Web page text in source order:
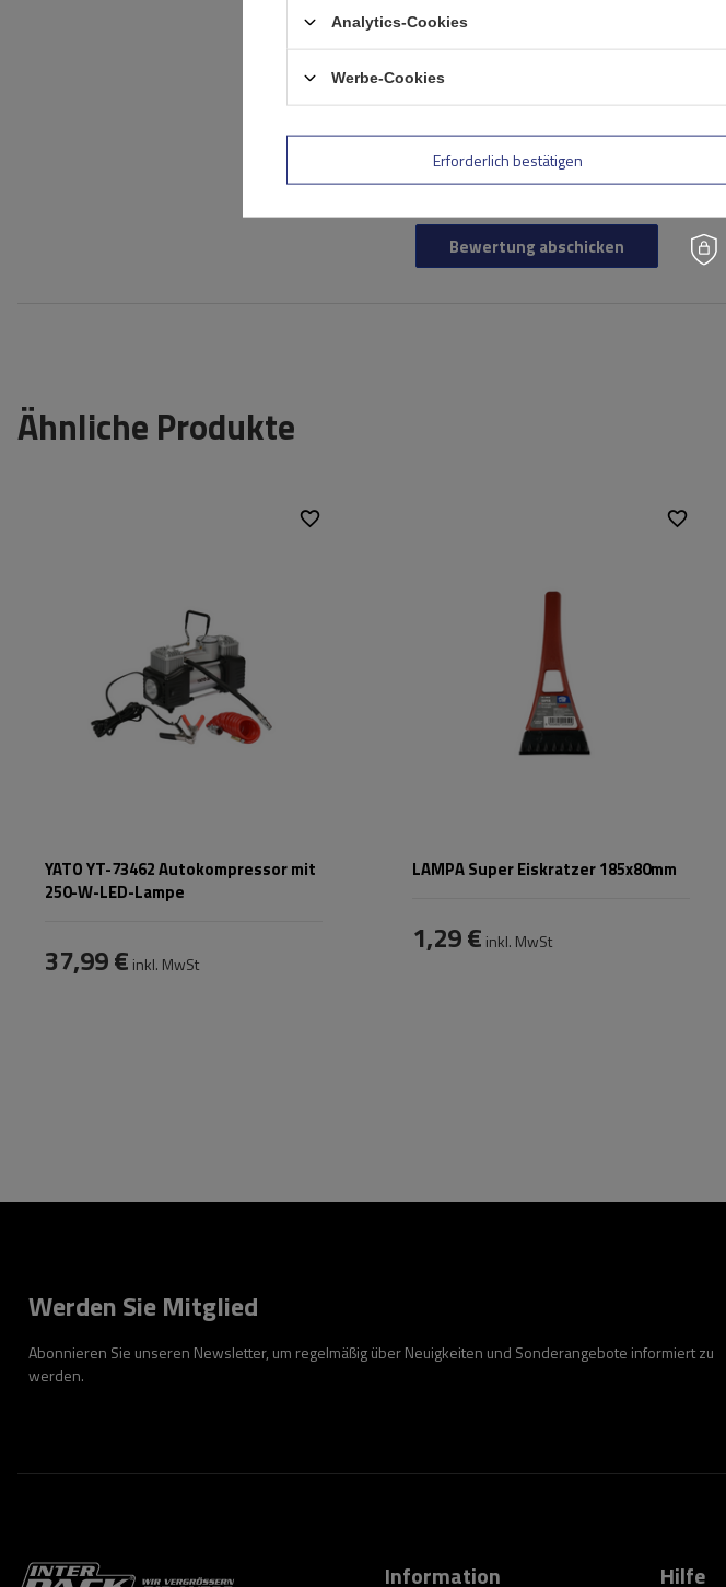
Ihr Produktfoto
Ihre E-Mail-Adresse
Bewertung abschicken
Ähnliche Produkte
YATO YT-73462 Autokompressor mit
250-W-LED-Lampe
37,99 € inkl. MwSt
LAMPA Super Eiskratzer 185x80mm
1,29 € inkl. MwSt
Werden Sie Mitglied
Abonnieren Sie unseren Newsletter, um regelmäßig über Neuigkeiten und Sonderangebote informiert zu
werden.
Information Hilfe
Analytics-Cookies
Werbe-Cookies
Erforderlich bestätigen